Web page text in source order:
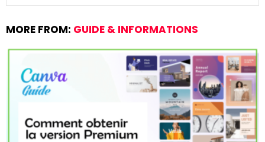
MORE FROM: GUIDE & INFORMATIONS